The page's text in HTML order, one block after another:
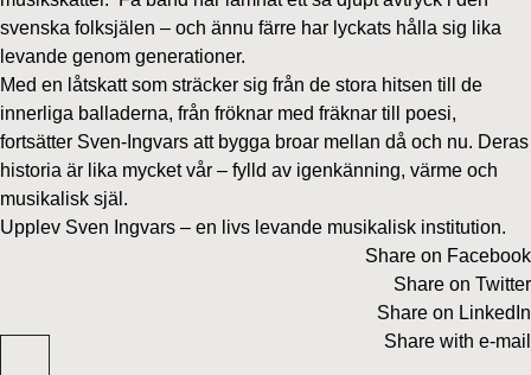
svenska folksjälen – och ännu färre har lyckats hålla sig lika
levande genom generationer.
Med en låtskatt som sträcker sig från de stora hitsen till de
innerliga balladerna, från fröknar med fräknar till poesi,
fortsätter Sven-Ingvars att bygga broar mellan då och nu. Deras
historia är lika mycket vår – fylld av igenkänning, värme och
musikalisk själ.
Upplev Sven Ingvars – en livs levande musikalisk institution.
Share on Facebook
Share on Twitter
Share on LinkedIn
Share with e-mail